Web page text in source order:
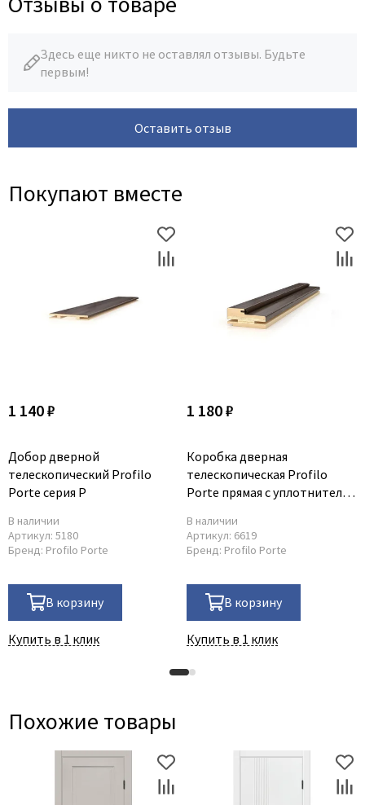
Здесь еще никто не оставлял отзывы. Будьте
первым!
Оставить отзыв
Покупают вместе
1 140 ₽
Добор дверной
телескопический Profilo
Porte серия P
В наличии
Артикул: 5180
Бренд: Profilo Porte
В корзину
Купить в 1 клик
1 180 ₽
Коробка дверная
телескопическая Profilo
Porte прямая с уплотнителем
В наличии
Артикул: 6619
Бренд: Profilo Porte
В корзину
Купить в 1 клик
Похожие товары